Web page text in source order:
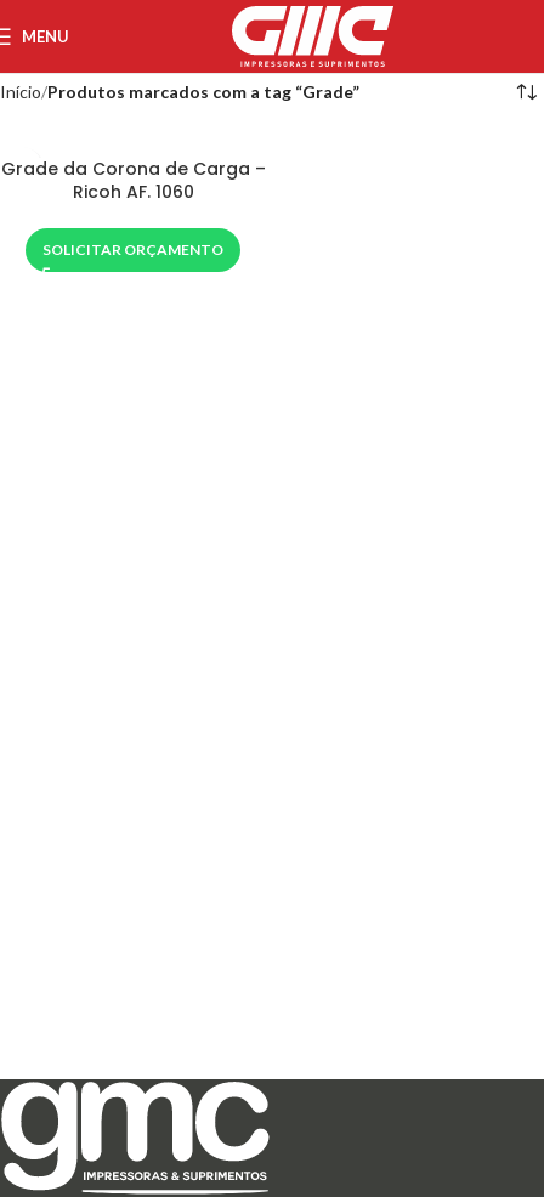
MENU
Início Produtos marcados com a tag “Grade”
Grade da Corona de Carga –
Ricoh AF. 1060
SOLICITAR ORÇAMENTO